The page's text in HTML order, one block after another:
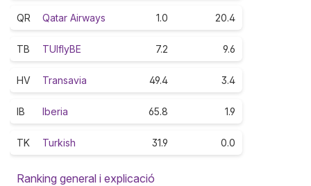
QR Qatar Airways 1.0 20.4
TB TUIflyBE 7.2 9.6
HV Transavia 49.4 3.4
IB Iberia 65.8 1.9
TK Turkish 31.9 0.0
Ranking general i explicació